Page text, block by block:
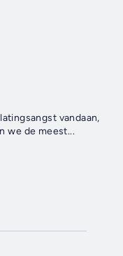
vandaan,
we de meest...